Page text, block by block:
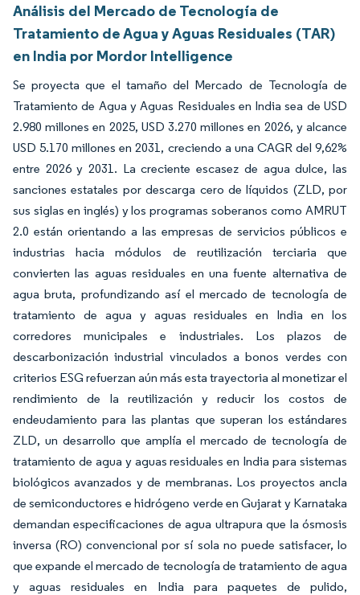
Análisis del Mercado de Tecnología de
Tratamiento de Agua y Aguas Residuales (TAR)
en India por Mordor Intelligence
Se proyecta que el tamaño del Mercado de Tecnología de
Tratamiento de Agua y Aguas Residuales en India sea de USD
2.980 millones en 2025, USD 3.270 millones en 2026, y alcance
USD 5.170 millones en 2031, creciendo a una CAGR del 9,62%
entre 2026 y 2031. La creciente escasez de agua dulce, las
sanciones estatales por descarga cero de líquidos (ZLD, por
sus siglas en inglés) y los programas soberanos como AMRUT
2.0 están orientando a las empresas de servicios públicos e
industrias hacia módulos de reutilización terciaria que
convierten las aguas residuales en una fuente alternativa de
agua bruta, profundizando así el mercado de tecnología de
tratamiento de agua y aguas residuales en India en los
corredores municipales e industriales. Los plazos de
descarbonización industrial vinculados a bonos verdes con
criterios ESG refuerzan aún más esta trayectoria al monetizar el
rendimiento de la reutilización y reducir los costos de
endeudamiento para las plantas que superan los estándares
ZLD, un desarrollo que amplía el mercado de tecnología de
tratamiento de agua y aguas residuales en India para sistemas
biológicos avanzados y de membranas. Los proyectos ancla
de semiconductores e hidrógeno verde en Gujarat y Karnataka
demandan especificaciones de agua ultrapura que la ósmosis
inversa (RO) convencional por sí sola no puede satisfacer, lo
que expande el mercado de tecnología de tratamiento de agua
y aguas residuales en India para paquetes de pulido,